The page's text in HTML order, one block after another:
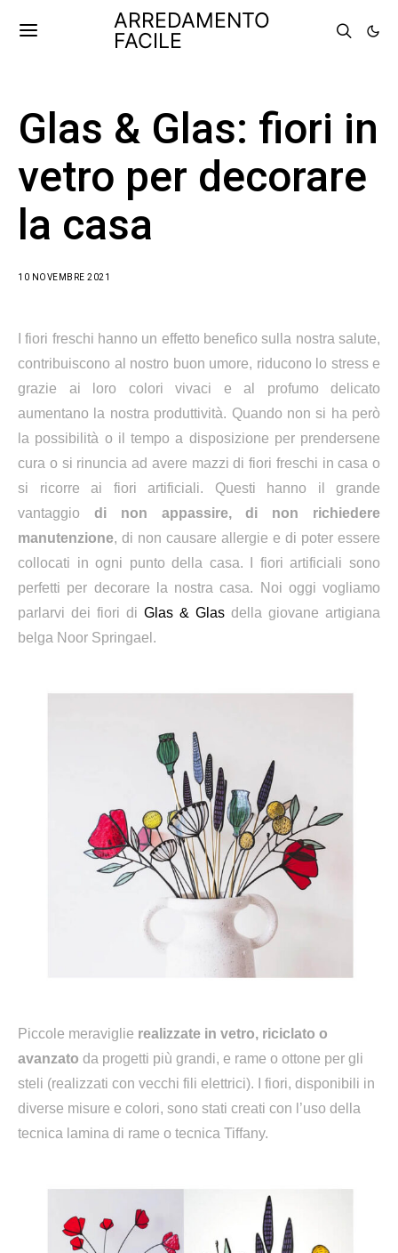
ARREDAMENTO
FACILE
Glas & Glas: fiori in
vetro per decorare
la casa
10 NOVEMBRE 2021
I fiori freschi hanno un effetto benefico sulla nostra salute,
contribuiscono al nostro buon umore, riducono lo stress e
grazie ai loro colori vivaci e al profumo delicato
aumentano la nostra produttività. Quando non si ha però
la possibilità o il tempo a disposizione per prendersene
cura o si rinuncia ad avere mazzi di fiori freschi in casa o
si ricorre ai fiori artificiali. Questi hanno il grande
vantaggio di non appassire, di non richiedere
manutenzione, di non causare allergie e di poter essere
collocati in ogni punto della casa. I fiori artificiali sono
perfetti per decorare la nostra casa. Noi oggi vogliamo
parlarvi dei fiori di Glas & Glas della giovane artigiana
belga Noor Springael.
Piccole meraviglie realizzate in vetro, riciclato o
avanzato da progetti più grandi, e rame o ottone per gli
steli (realizzati con vecchi fili elettrici). I fiori, disponibili in
diverse misure e colori, sono stati creati con l’uso della
tecnica lamina di rame o tecnica Tiffany.